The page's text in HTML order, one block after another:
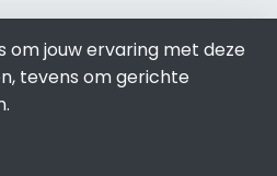
om jouw ervaring met deze
tevens om gerichte